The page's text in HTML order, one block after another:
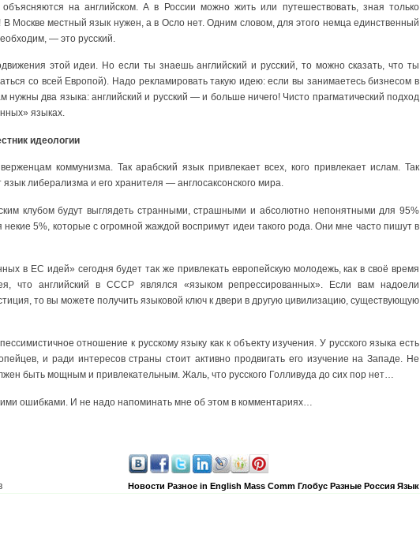
на английском. А в России можно жить или путешествовать, зная только
В Москве местный язык нужен, а в Осло нет. Одним словом, для этого немца единственный
— это русский.
этой идеи. Но если ты знаешь английский и русский, то можно сказать, что ты
со всей Европой). Надо рекламировать такую идею: если вы занимаетесь бизнесом в
нужны два языка: английский и русский — и больше ничего! Чисто прагматический подход
языках.
идеологии
коммунизма. Так арабский язык привлекает всех, кого привлекает ислам. Так
либерализма и его хранителя — англосаксонского мира.
клубом будут выглядеть странными, страшными и абсолютно непонятными для 95%
5%, которые с огромной жаждой воспримут идеи такого рода. Они мне часто пишут в
в ЕС идей» сегодня будет так же привлекать европейскую молодежь, как в своё время
что английский в СССР являлся «языком репрессированных». Если вам надоели
то вы можете получить языковой ключ к двери в другую цивилизацию, существующую
отношение к русскому языку как к объекту изучения. У русского языка есть
и ради интересов страны стоит активно продвигать его изучение на Западе. Не
быть мощным и привлекательным. Жаль, что русского Голливуда до сих пор нет…
ошибками. И не надо напоминать мне об этом в комментариях…
Новости Разное in English Mass Comm Глобус Разные Россия Язык